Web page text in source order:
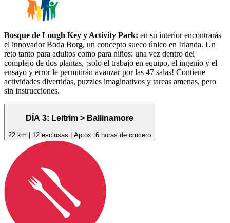
Bosque de Lough Key y Activity Park: en su interior encontrarás
el innovador Boda Borg, un concepto sueco único en Irlanda. Un
reto tanto para adultos como para niños: una vez dentro del
complejo de dos plantas, ¡solo el trabajo en equipo, el ingenio y el
ensayo y error le permitirán avanzar por las 47 salas! Contiene
actividades divertidas, puzzles imaginativos y tareas amenas, pero
sin instrucciones.
DÍA 3: Leitrim > Ballinamore
22 km | 12 esclusas | Aprox. 6 horas de crucero